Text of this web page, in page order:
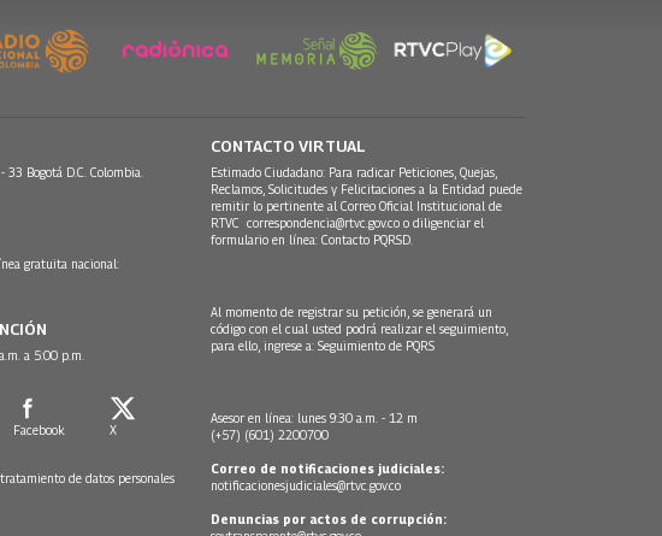
33 Bogotá D.C. Colombia.
gratuita nacional:
a 5:00 p.m.
Facebook X
de datos personales
CONTACTO VIRTUAL
Estimado Ciudadano: Para radicar Peticiones, Quejas,
Reclamos, Solicitudes y Felicitaciones a la Entidad puede
remitir lo pertinente al Correo Oficial Institucional de
RTVC correspondencia@rtvc.gov.co o diligenciar el
formulario en línea: Contacto PQRSD.
Al momento de registrar su petición, se generará un
código con el cual usted podrá realizar el seguimiento,
para ello, ingrese a: Seguimiento de PQRS
Asesor en línea: lunes 9:30 a.m. - 12 m
(+57) (601) 2200700
Correo de notificaciones judiciales:
notificacionesjudiciales@rtvc.gov.co
Denuncias por actos de corrupción: